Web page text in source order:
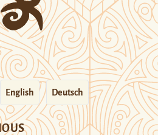
English Deutsch